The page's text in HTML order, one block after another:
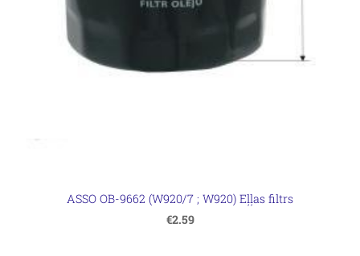
ASSO OB-9662 (W920/7 ; W920) Eļļas filtrs
€2.59